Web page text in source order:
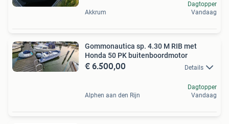
Akkrum
Dagtopper
Vandaag
Gommonautica sp. 4.30 M RIB met
Honda 50 PK buitenboordmotor
€ 6.500,00 Details
Alphen aan den Rijn
Dagtopper
Vandaag